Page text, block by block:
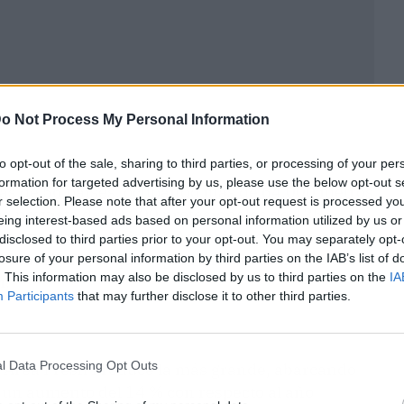
Not Process My Personal Information
opt-out of the sale, sharing to third parties, or processing of your
for targeted advertising by us, please use the below opt-out
selection. Please note that after your opt-out request is processed
interest-based ads based on personal information utilized by us
to third parties prior to your opt-out. You may separately
of your personal information by third parties on the IAB’s list of
This information may also be disclosed by us to third parties on the
Participants that may further disclose it to other third parties.
Data Processing Opt Outs
de 56 países, ocupando más de 64,000 metros
prevista de 90,000 profesionales de 135
evento excepcional. Además, por primera vez,
madrileño, lo que representó un aumento del
Fresh Produce la más grande, abarcando
aumento del 14 % con respecto al año